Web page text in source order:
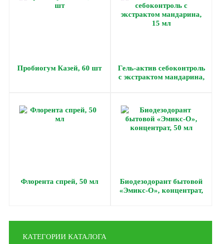
Пробиогум Казей, 60 шт
Гель-актив себоконтроль
с экстрактом мандарина,
Флорента спрей, 50 мл
Биодезодорант бытовой
«Эмикс-О», концентрат,
КАТЕГОРИИ КАТАЛОГА